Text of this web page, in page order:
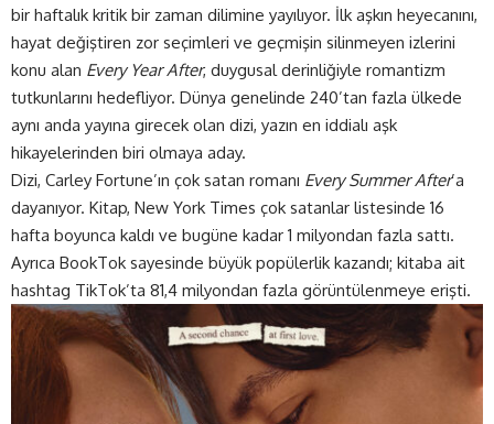
bir haftalık kritik bir zaman dilimine yayılıyor. İlk aşkın heyecanını,
hayat değiştiren zor seçimleri ve geçmişin silinmeyen izlerini
konu alan Every Year After, duygusal derinliğiyle romantizm
tutkunlarını hedefliyor. Dünya genelinde 240’tan fazla ülkede
aynı anda yayına girecek olan dizi, yazın en iddialı aşk
hikayelerinden biri olmaya aday.
Dizi, Carley Fortune’ın çok satan romanı Every Summer After’a
dayanıyor. Kitap, New York Times çok satanlar listesinde 16
hafta boyunca kaldı ve bugüne kadar 1 milyondan fazla sattı.
Ayrıca BookTok sayesinde büyük popülerlik kazandı; kitaba ait
hashtag TikTok’ta 81,4 milyondan fazla görüntülenmeye erişti.